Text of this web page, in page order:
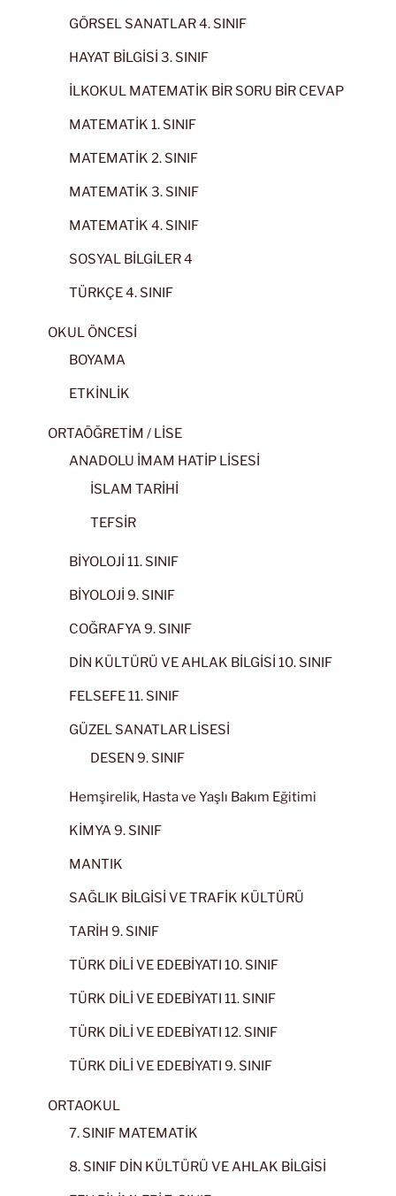
GÖRSEL SANATLAR 4. SINIF
HAYAT BİLGİSİ 3. SINIF
İLKOKUL MATEMATİK BİR SORU BİR CEVAP
MATEMATİK 1. SINIF
MATEMATİK 2. SINIF
MATEMATİK 3. SINIF
MATEMATİK 4. SINIF
SOSYAL BİLGİLER 4
TÜRKÇE 4. SINIF
OKUL ÖNCESİ
BOYAMA
ETKİNLİK
ORTAÖĞRETİM / LİSE
ANADOLU İMAM HATİP LİSESİ
İSLAM TARİHİ
TEFSİR
BİYOLOJİ 11. SINIF
BİYOLOJİ 9. SINIF
COĞRAFYA 9. SINIF
DİN KÜLTÜRÜ VE AHLAK BİLGİSİ 10. SINIF
FELSEFE 11. SINIF
GÜZEL SANATLAR LİSESİ
DESEN 9. SINIF
Hemşirelik, Hasta ve Yaşlı Bakım Eğitimi
KİMYA 9. SINIF
MANTIK
SAĞLIK BİLGİSİ VE TRAFİK KÜLTÜRÜ
TARİH 9. SINIF
TÜRK DİLİ VE EDEBİYATI 10. SINIF
TÜRK DİLİ VE EDEBİYATI 11. SINIF
TÜRK DİLİ VE EDEBİYATI 12. SINIF
TÜRK DİLİ VE EDEBİYATI 9. SINIF
ORTAOKUL
7. SINIF MATEMATİK
8. SINIF DİN KÜLTÜRÜ VE AHLAK BİLGİSİ